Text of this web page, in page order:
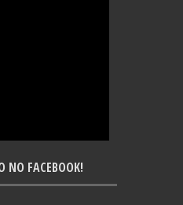
NO FACEBOOK!